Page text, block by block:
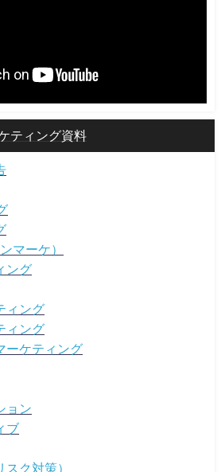
ティング資料
マーケ）
ング
ィング
ィング
ーケティング
ョン
ブ
ク対策）